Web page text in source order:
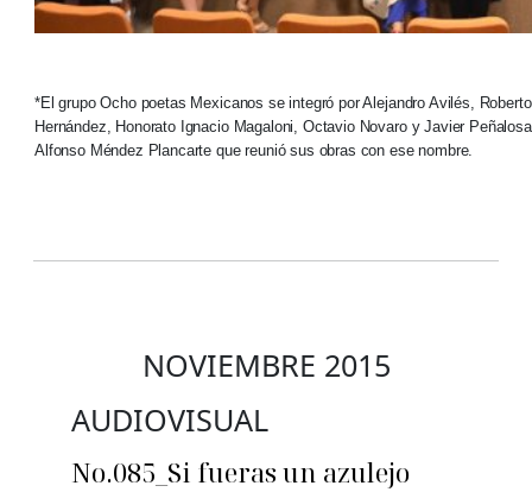
*El grupo Ocho poetas Mexicanos se integró por Alejandro Avilés,
Hernández, Honorato Ignacio Magaloni, Octavio Novaro y Javier
Alfonso Méndez Plancarte que reunió sus obras con ese nombre.
NOVIEMBRE 2015
AUDIOVISUAL
No.085_Si fueras un azulejo